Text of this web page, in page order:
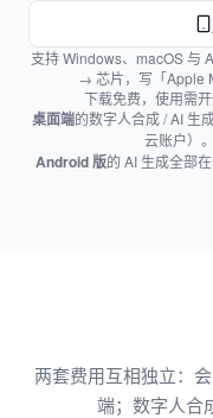
支持 Windows、macOS 与
→ 芯片，写「Apple
下载免费，使用需
桌面端的数字人合成 / AI 生
云账户）。
Android 版的 AI 生成全部
两套费用互相独立：
端；数字人合